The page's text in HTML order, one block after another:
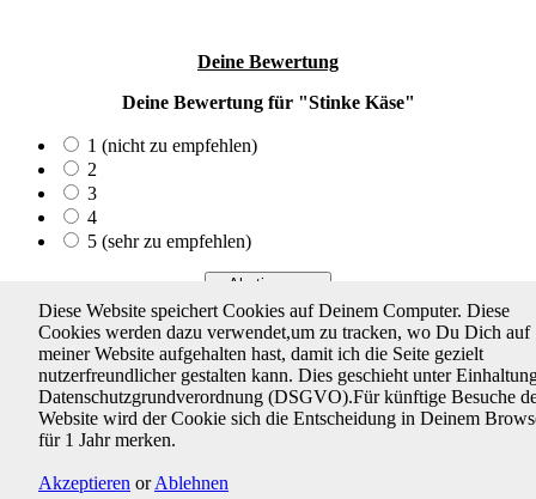
Deine Bewertung
Deine Bewertung für "Stinke Käse"
1 (nicht zu empfehlen)
2
3
4
5 (sehr zu empfehlen)
Ergebnisse anzeigen
Wird geladen ...
Startseite/ Impressum/Datenschutzerklärung
Suchbegriff... [Enter-Taste]
Diese Website speichert Cookies auf Deinem Computer. Diese
Cookies werden dazu verwendet,um zu tracken, wo Du Dich auf
meiner Website aufgehalten hast, damit ich die Seite gezielt
nutzerfreundlicher gestalten kann. Dies geschieht unter
Datenschutzgrundverordnung (DSGVO).Für künftige Besuche
Website wird der Cookie sich die Entscheidung in Deinem
für 1 Jahr merken.
Akzeptieren orAblehnen